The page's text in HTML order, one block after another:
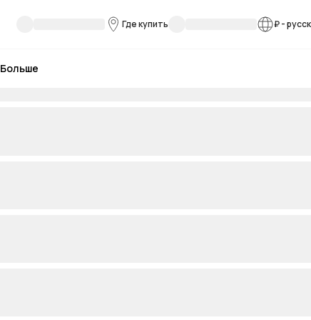
Где купить ₽-
Больше